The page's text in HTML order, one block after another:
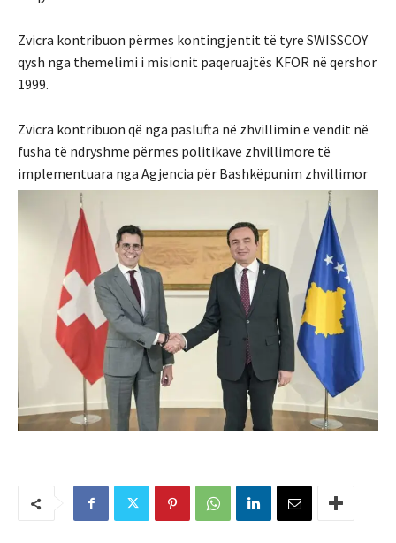
Zvicra kontribuon përmes kontingjentit të tyre SWISSCOY
qysh nga themelimi i misionit paqeruajtës KFOR në qershor
1999.
Zvicra kontribuon që nga paslufta në zhvillimin e vendit në
fusha të ndryshme përmes politikave zhvillimore të
implementuara nga Agjencia për Bashkëpunim zhvillimor